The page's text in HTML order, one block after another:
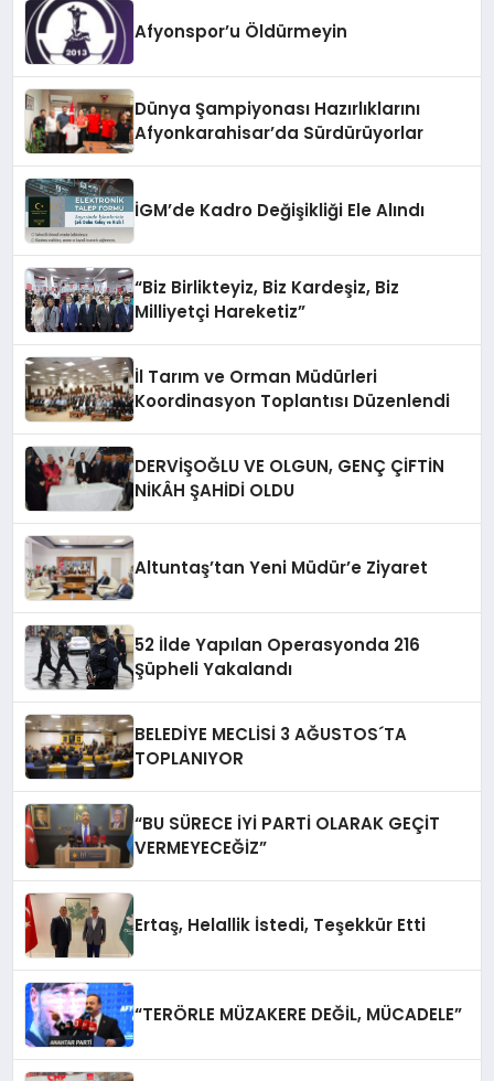
Afyonspor’u Öldürmeyin
Dünya Şampiyonası Hazırlıklarını
Afyonkarahisar’da Sürdürüyorlar
İGM’de Kadro Değişikliği Ele Alındı
“Biz Birlikteyiz, Biz Kardeşiz, Biz
Milliyetçi Hareketiz”
İl Tarım ve Orman Müdürleri
Koordinasyon Toplantısı Düzenlendi
DERVİŞOĞLU VE OLGUN, GENÇ ÇİFTİN
NİKÂH ŞAHİDİ OLDU
Altuntaş’tan Yeni Müdür’e Ziyaret
52 İlde Yapılan Operasyonda 216
Şüpheli Yakalandı
BELEDİYE MECLİSİ 3 AĞUSTOS´TA
TOPLANIYOR
“BU SÜRECE İYİ PARTİ OLARAK GEÇİT
VERMEYECEĞİZ”
Ertaş, Helallik İstedi, Teşekkür Etti
“TERÖRLE MÜZAKERE DEĞİL, MÜCADELE”